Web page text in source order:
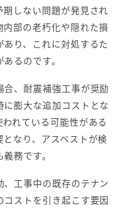
しない問題が発見され
部の老朽化や隠れた損
り、これに対処するた
るのです。
、耐震補強工事が奨励
膨大な追加コストとな
れている可能性がある
なり、アスベストが検
務です。
工事中の既存のテナン
コストを引き起こす要因